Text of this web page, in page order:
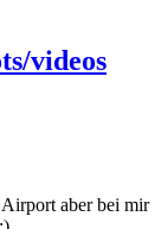
videos
aber bei mir